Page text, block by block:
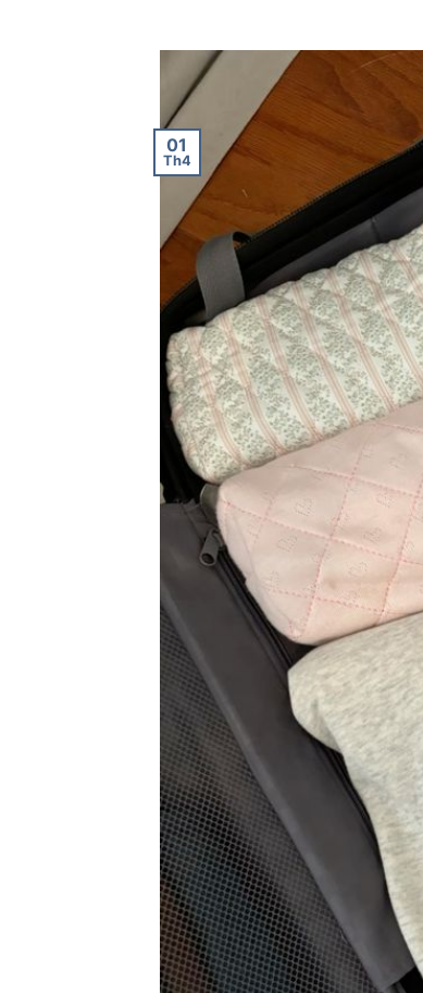
01
Th4